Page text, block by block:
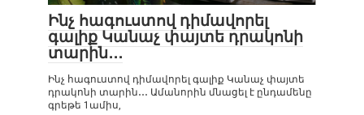
Ինչ հագուստով դիմավորել
գալիք Կանաչ փայտե դրակոնի
տարին․․․
Ինչ հագուստով դիմավորել գալիք Կանաչ փայտե
դրակոնի տարին․․․ Ամանորին մնացել է ընդամենը
գրեթե 1ամիս,